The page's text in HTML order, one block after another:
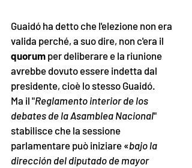
Guaidó ha detto che l'elezione non era
valida perché, a suo dire, non c'era il
quorum per deliberare e la riunione
avrebbe dovuto essere indetta dal
presidente, cioè lo stesso Guaidó.
Ma il "Reglamento interior de los
debates de la Asamblea Nacional"
stabilisce che la sessione
parlamentare può iniziare «bajo la
dirección del diputado de mayor